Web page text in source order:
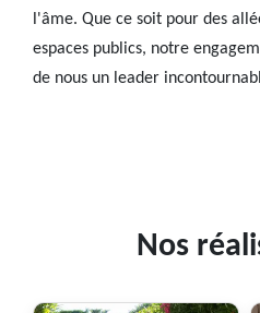
l'âme. Que ce soit pour des
espaces publics, notre
de nous un leader
Nos